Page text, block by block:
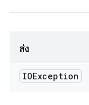
ส่ง
IOException